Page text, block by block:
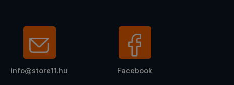
info@store11.hu Facebook